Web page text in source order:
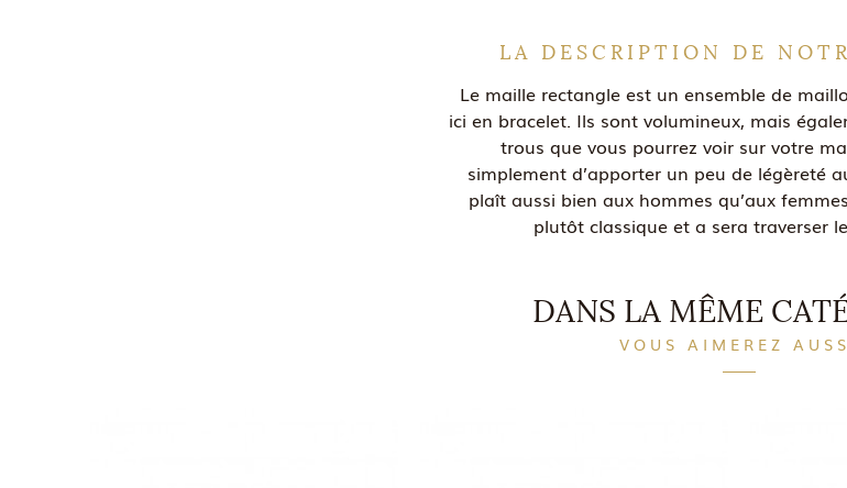
LA DESCRIPTION DE
Le maille rectangle est un ensemble de
ici en bracelet. Ils sont volumineux, mais
trous que vous pourrez voir sur votre
simplement d’apporter un peu de légèreté
plaît aussi bien aux hommes qu’aux
plutôt classique et a sera traverser
DANS LA MÊME
VOUS AIMEREZ